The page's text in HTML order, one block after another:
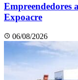
Empreendedores
Expoacre
06/08/2026